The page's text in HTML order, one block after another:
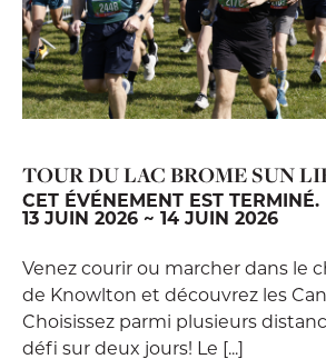
TOUR DU LAC BROME SUN
CET ÉVÉNEMENT EST TERMINÉ.
13 JUIN 2026 ~ 14 JUIN 2026
Venez courir ou marcher dans le
de Knowlton et découvrez les
Choisissez parmi plusieurs
défi sur deux jours! Le [...]